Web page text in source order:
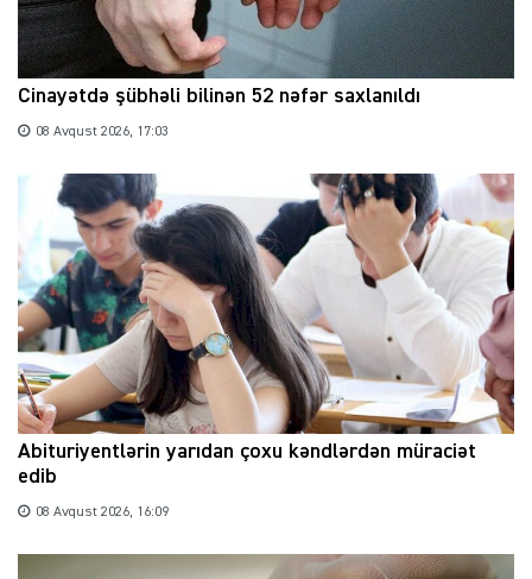
Cinayətdə şübhəli bilinən 52 nəfər saxlanıldı
08 Avqust 2026, 17:03
Abituriyentlərin yarıdan çoxu kəndlərdən müraciət
edib
08 Avqust 2026, 16:09